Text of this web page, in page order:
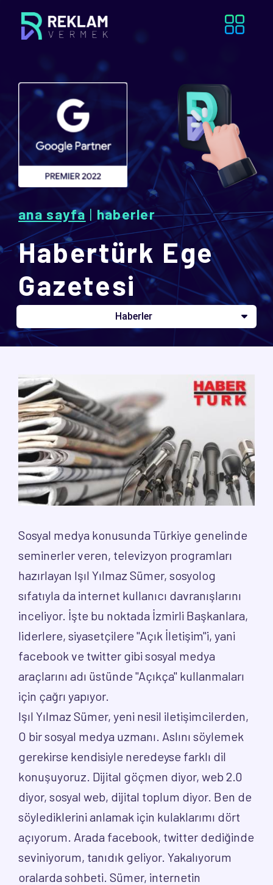
ana sayfa | haberler
Habertürk Ege
Gazetesi
Haberler
Sosyal medya konusunda Türkiye genelinde
seminerler veren, televizyon programları
hazırlayan Işıl Yılmaz Sümer, sosyolog
sıfatıyla da internet kullanıcı davranışlarını
inceliyor. İşte bu noktada İzmirli Başkanlara,
liderlere, siyasetçilere "Açık İletişim"i, yani
facebook ve twitter gibi sosyal medya
araçlarını adı üstünde "Açıkça" kullanmaları
için çağrı yapıyor.
Işıl Yılmaz Sümer, yeni nesil iletişimcilerden,
O bir sosyal medya uzmanı. Aslını söylemek
gerekirse kendisiyle neredeyse farklı dil
konuşuyoruz. Dijital göçmen diyor, web 2.0
diyor, sosyal web, dijital toplum diyor. Ben de
söylediklerini anlamak için kulaklarımı dört
açıyorum. Arada facebook, twitter dediğinde
seviniyorum, tanıdık geliyor. Yakalıyorum
oralarda sohbeti. Sümer, internetin